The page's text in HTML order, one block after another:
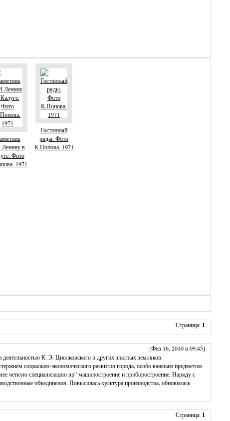
в
Фото
1971
Гостинный
ряды. Фото
К.Попова. 1971
Страница: 1
[Фев 16, 2010 в 09:45]
К. Э. Циолковского и других знатных земляков.
социально-экономического развития города, особо важным предметом
четкую специализацию вр” машиностроение и приборостроение. Наряду с
объединения. Повысилась культура производства, обновилась
Страница: 1